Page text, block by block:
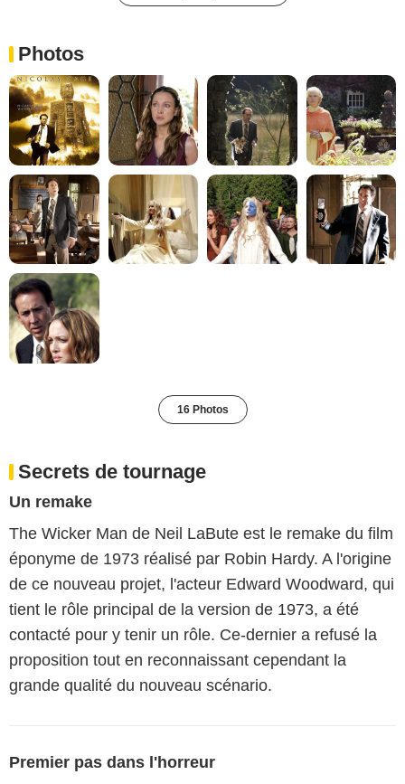
Photos
16 Photos
Secrets de tournage
Un remake
The Wicker Man de Neil LaBute est le remake du film
éponyme de 1973 réalisé par Robin Hardy. A l'origine
de ce nouveau projet, l'acteur Edward Woodward, qui
tient le rôle principal de la version de 1973, a été
contacté pour y tenir un rôle. Ce-dernier a refusé la
proposition tout en reconnaissant cependant la
grande qualité du nouveau scénario.
Premier pas dans l'horreur